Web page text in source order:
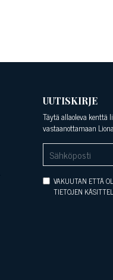
UUTISKIRJE
Täytä allaoleva
vastaanottamaan
VAKUUTAN ETTÄ
TIETOJEN